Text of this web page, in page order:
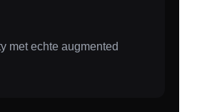
met echte augmented